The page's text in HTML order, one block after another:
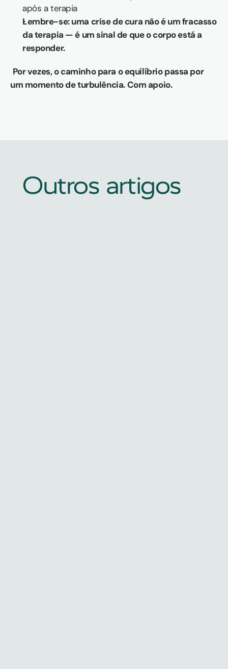
após a terapia
Lembre-se: uma crise de cura não é um fracasso
da terapia — é um sinal de que o corpo está a
responder.
Por vezes, o caminho para o equilíbrio passa por
um momento de turbulência. Com apoio.
Outros artigos